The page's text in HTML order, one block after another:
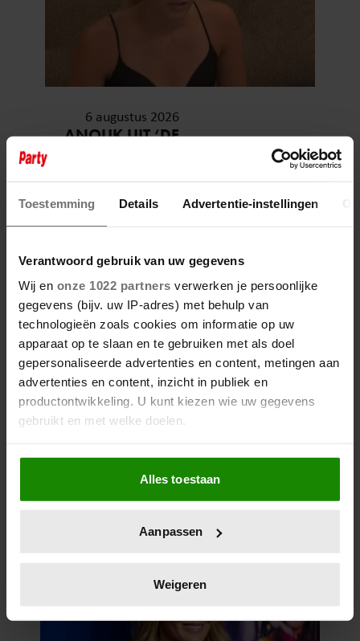
Toestemming Details Advertentie-instellingen
Verantwoord gebruik van uw gegevens
Wij en onze 1022 partners verwerken je persoonlijke
gegevens (bijv. uw IP-adres) met behulp van
technologieën zoals cookies om informatie op uw
apparaat op te slaan en te gebruiken met als doel
gepersonaliseerde advertenties en content, metingen aan
advertenties en content, inzicht in publiek en
productontwikkeling. U kunt kiezen wie uw gegevens
gebruikt en met welke doelen.
Als u het toestaat, willen we ook graag:
Informatie verzamelen over uw geografische
locatie, die tot een paar meter nauwkeurig kan zijn
scannen op specifieke eigenschappen (fingerprinting)
verwerkt en stel uw voorkeuren in het
intrekken in de Cookieverklaring.
Alles toestaan
Aanpassen
Weigeren
6 augustus 2026
ANOUK UIT ‘DE
BONDGENOTEN’ WAS BIJNA
STAGIAIRE BIJ HET MERK VAN
JADE ANNA